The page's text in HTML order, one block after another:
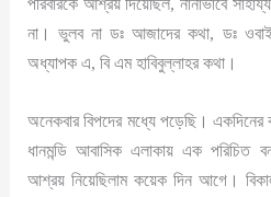
না। ভুলব না ডঃ আজাদের কথা, ডঃ
অধ্যাপক এ, বি এম হাবিবুল্লাহর কথা।
অনেকবার বিপদের মধ্যে পড়েছি। একদিনের
ধানমন্ডি আবাসিক এলাকায় এক পরিচিত
আশ্রয় নিয়েছিলাম কয়েক দিন আগে।